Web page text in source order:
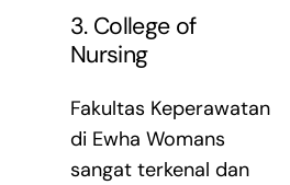
3. College of
Nursing
Fakultas Keperawatan
di Ewha Womans
sangat terkenal dan